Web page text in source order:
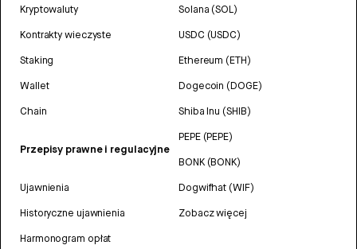
Kryptowaluty
Kontrakty wieczyste
Staking
Wallet
Chain
Przepisy prawne i regulacyjne
Ujawnienia
Historyczne ujawnienia
Harmonogram opłat
Solana (SOL)
USDC (USDC)
Ethereum (ETH)
Dogecoin (DOGE)
Shiba Inu (SHIB)
PEPE (PEPE)
BONK (BONK)
Dogwifhat (WIF)
Zobacz więcej